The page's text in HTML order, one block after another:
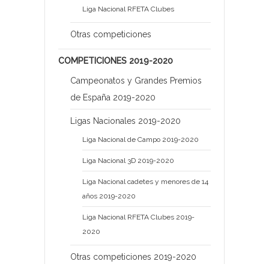
Liga Nacional RFETA Clubes
Otras competiciones
COMPETICIONES 2019-2020
Campeonatos y Grandes Premios
de España 2019-2020
Ligas Nacionales 2019-2020
Liga Nacional de Campo 2019-2020
Liga Nacional 3D 2019-2020
Liga Nacional cadetes y menores de 14
años 2019-2020
Liga Nacional RFETA Clubes 2019-
2020
Otras competiciones 2019-2020